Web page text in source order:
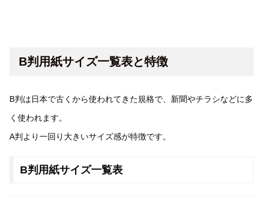
B判用紙サイズ一覧表と特徴
B判は日本で古くから使われてきた規格で、新聞やチラシなどに多
く使われます。
A判より一回り大きいサイズ感が特徴です。
B判用紙サイズ一覧表